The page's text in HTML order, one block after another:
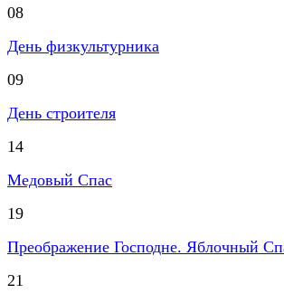
08
День физкультурника
09
День строителя
14
Медовый Спас
19
Преображение Господне. Яблочный
21